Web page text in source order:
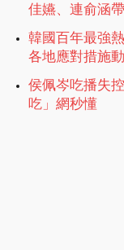
佳嬿、連俞涵
韓國百年最強
各地應對措施
侯佩岑吃播失
吃」網秒懂